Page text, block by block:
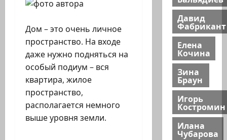
Дом – это очень личное
пространство. На входе
даже нужно подняться на
особый подиум – вся
квартира, жилое
пространство,
располагается немного
выше уровня земли.
Давид
Фабрикант
Елена
Кочина
Зина
Браун
Игорь
Костромин
Илана
Чубарова